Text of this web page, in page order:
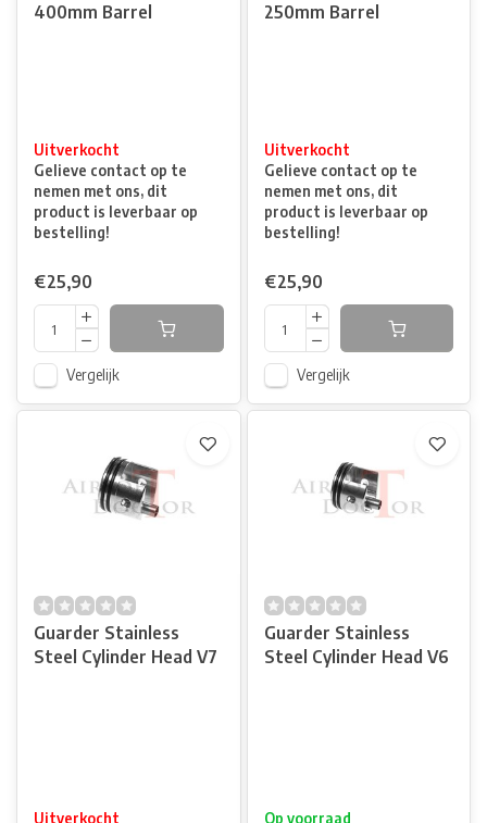
400mm Barrel
Uitverkocht
Gelieve contact op te
nemen met ons, dit
product is leverbaar op
bestelling!
€25,90
Vergelijk
250mm Barrel
Uitverkocht
Gelieve contact op te
nemen met ons, dit
product is leverbaar op
bestelling!
€25,90
Vergelijk
Guarder Stainless
Steel Cylinder Head V7
Uitverkocht
Guarder Stainless
Steel Cylinder Head V6
Op voorraad